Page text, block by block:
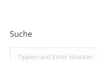
Suche
Search: